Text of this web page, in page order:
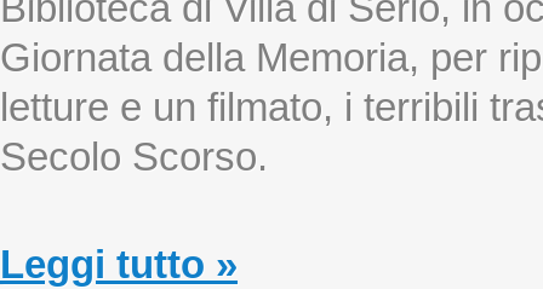
Giornata della Memoria, per
letture e un filmato, i terribili
Secolo Scorso.
Leggi tutto »